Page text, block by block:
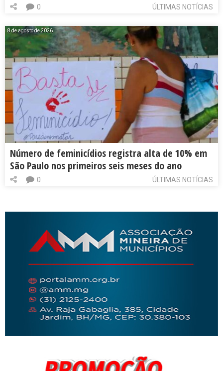
ÚLTIMAS NOTÍCIAS
0
8 de agosto de 2026
Número de feminicídios registra alta de 10% em
São Paulo nos primeiros seis meses do ano
ÚLTIMAS NOTÍCIAS
0